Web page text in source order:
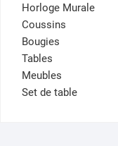
Horloge Murale
Coussins
Bougies
Tables
Meubles
Set de table